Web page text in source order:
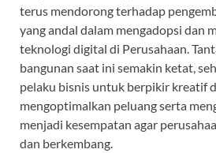
terus mendorong terhadap
yang andal dalam mengadopsi dan
teknologi digital di Perusahaan.
bangunan saat ini semakin ketat,
pelaku bisnis untuk berpikir kreatif
mengoptimalkan peluang serta
menjadi kesempatan agar
dan berkembang.